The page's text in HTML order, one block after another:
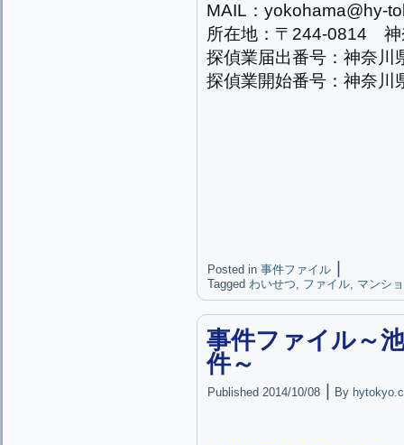
MAIL：yokohama@hy-
所在地：〒244-0814 神
探偵業届出番号：神奈
探偵業開始番号：神奈
Posted in 事件ファイル
Tagged わいせつ, ファイル, マンシ
事件ファイル～
件～
Published 2014/10/08 By